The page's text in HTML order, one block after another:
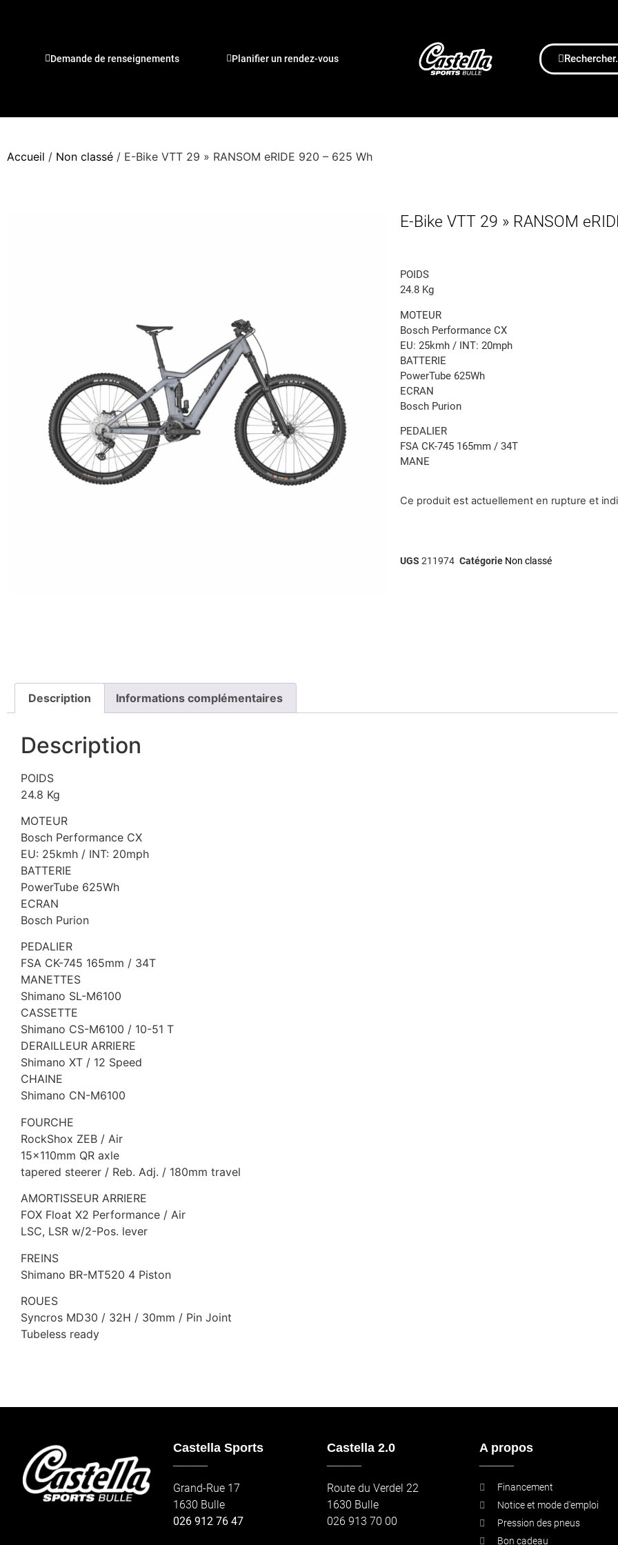
Demande de renseignements Planifier un rendez-vous
Accueil / Non classé / E-Bike VTT 29 » RANSOM eRIDE 920 – 625 Wh
E-Bike VTT 29 » RANSOM
POIDS
24.8 Kg
MOTEUR
Bosch Performance CX
EU: 25kmh / INT: 20mph
BATTERIE
PowerTube 625Wh
ECRAN
Bosch Purion
PEDALIER
FSA CK-745 165mm / 34T
MANE
Ce produit est actuellement en rupture et
UGS 211974 Catégorie Non classé
Description Informations complémentaires
Description
POIDS
24.8 Kg
MOTEUR
Bosch Performance CX
EU: 25kmh / INT: 20mph
BATTERIE
PowerTube 625Wh
ECRAN
Bosch Purion
PEDALIER
FSA CK-745 165mm / 34T
MANETTES
Shimano SL-M6100
CASSETTE
Shimano CS-M6100 / 10-51 T
DERAILLEUR ARRIERE
Shimano XT / 12 Speed
CHAINE
Shimano CN-M6100
FOURCHE
RockShox ZEB / Air
15x110mm QR axle
tapered steerer / Reb. Adj. / 180mm travel
AMORTISSEUR ARRIERE
FOX Float X2 Performance / Air
LSC, LSR w/2-Pos. lever
FREINS
Shimano BR-MT520 4 Piston
ROUES
Syncros MD30 / 32H / 30mm / Pin Joint
Tubeless ready
Castella Sports
Grand-Rue 17
1630 Bulle
026 912 76 47
Castella 2.0
Route du Verdel 22
1630 Bulle
026 913 70 00
A propos
Financement
Notice et mode d'emploi
Pression des pneus
Bon cadeau